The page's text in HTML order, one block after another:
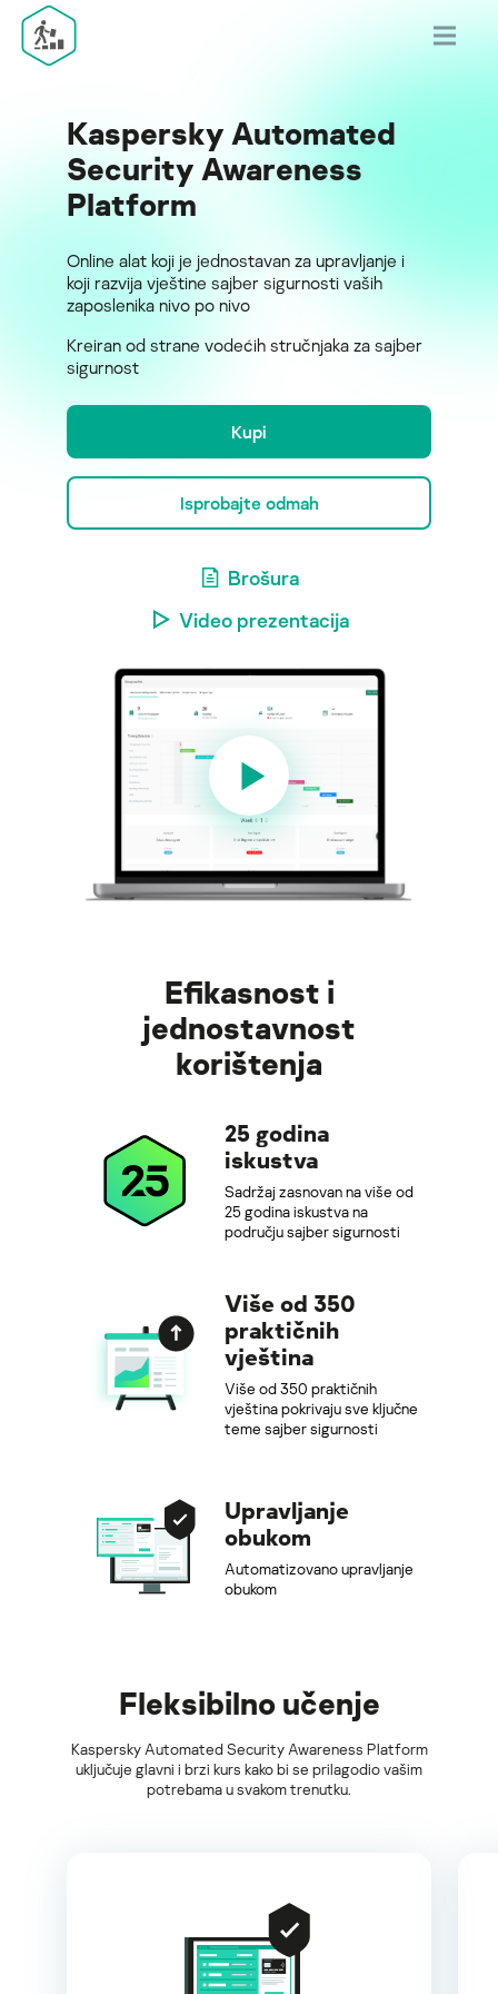
Kaspersky Automated
Security Awareness
Platform
Online alat koji je jednostavan za upravljanje i
koji razvija vještine sajber sigurnosti vaših
zaposlenika nivo po nivo
Kreiran od strane vodećih stručnjaka za sajber
sigurnost
Kupi
Isprobajte odmah
Brošura
Video prezentacija
Efikasnost i
jednostavnost
korištenja
25 godina
iskustva
Sadržaj zasnovan na više od
25 godina iskustva na
području sajber sigurnosti
Više od 350
praktičnih
vještina
Više od 350 praktičnih
vještina pokrivaju sve ključne
teme sajber sigurnosti
Upravljanje
obukom
Automatizovano upravljanje
obukom
Fleksibilno učenje
Kaspersky Automated Security Awareness Platform
uključuje glavni i brzi kurs kako bi se prilagodio vašim
potrebama u svakom trenutku.